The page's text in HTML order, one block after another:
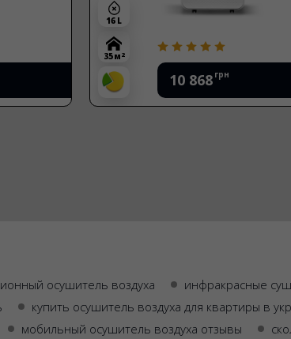
10 868 грн
16 L
35 м 2
осушитель воздуха
инфракрасные
купить осушитель воздуха для квартиры в
мобильный осушитель воздуха отзывы